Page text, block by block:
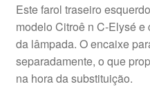
Este farol traseiro
modelo Citroê n C-Elysé
da lâmpada. O encaixe
separadamente, o que
na hora da substituição.